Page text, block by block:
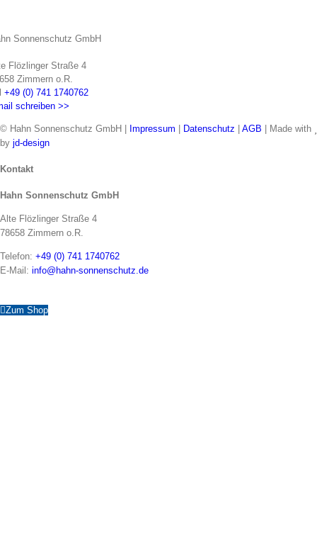
Sonnenschutz GmbH
Flözlinger Straße 4
Zimmern o.R.
+49 (0) 741 1740762
schreiben >>
© Hahn Sonnenschutz GmbH | Impressum Datenschutz AGB | Made with
by jd-design
Toggle
Bar
Kontakt
Hahn Sonnenschutz GmbH
Alte Flözlinger Straße 4
78658 Zimmern o.R.
Telefon: +49 (0) 741 1740762
E-Mail: info@hahn-sonnenschutz.de
Zum Shop